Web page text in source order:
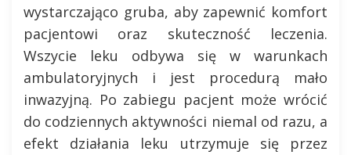
wystarczająco gruba, aby zapewnić komfort
pacjentowi oraz skuteczność leczenia.
Wszycie leku odbywa się w warunkach
ambulatoryjnych i jest procedurą mało
inwazyjną. Po zabiegu pacjent może wrócić
do codziennych aktywności niemal od razu, a
efekt działania leku utrzymuje się przez